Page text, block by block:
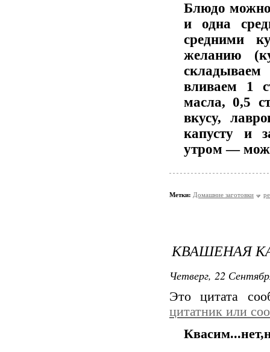
Блюдо можно
и одна
средними
желанию
вливаем 1
масла, 0,5
вкусу,
капусту и
утром —
Метки: Домашние заготовки
КВАШЕНАЯ
Четверг, 22
Это цитата
цитатник или